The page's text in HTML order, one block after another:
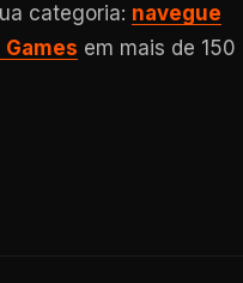
categoria: navegue
em mais de 150